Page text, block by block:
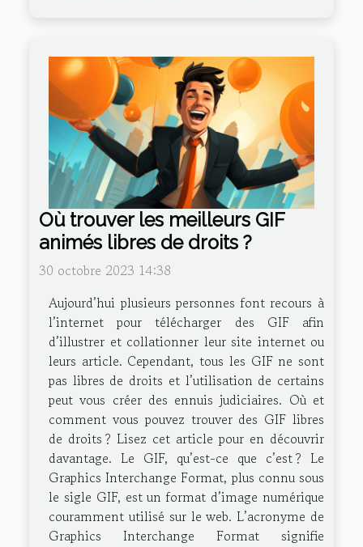
Où trouver les meilleurs GIF
animés libres de droits ?
30 octobre 2023 14:38
Aujourd’hui plusieurs personnes font recours à
l’internet pour télécharger des GIF afin
d’illustrer et collationner leur site internet ou
leurs article. Cependant, tous les GIF ne sont
pas libres de droits et l’utilisation de certains
peut vous créer des ennuis judiciaires. Où et
comment vous pouvez trouver des GIF libres
de droits ? Lisez cet article pour en découvrir
davantage. Le GIF, qu’est-ce que c’est ? Le
Graphics Interchange Format, plus connu sous
le sigle GIF, est un format d’image numérique
couramment utilisé sur le web. L’acronyme de
Graphics Interchange Format signifie